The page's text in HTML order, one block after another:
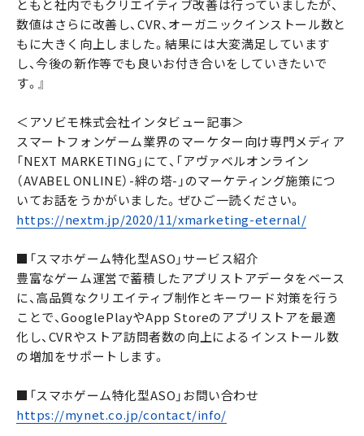
ともと社内でもクリエイティブ改善は行っていましたが、
数値はさらに改善し、CVR、オーガニックインストール数と
もに大きく向上しました。結果には大変満足しています
し、今後の新作等でも良いお付き合いをしていきたいで
す。』
＜アソビモ株式会社インタビュー記事＞
スマートフォンゲーム業界のマーケター向け専門メディア
「NEXT MARKETING」にて、「アヴァベルオンライン
（AVABEL ONLINE）-絆の塔-」のマーケティング施策につ
いてお話をうかがいました。ぜひご一読ください。
https://nextm.jp/2020/11/xmarketing-eternal/
■「スマホゲーム特化型ASO」サービス紹介
豊富なゲーム運営で蓄積したアプリストアデータをベース
に、高品質なクリエイティブ制作とキーワード対策を行う
ことで、GooglePlayやApp Storeのアプリストアを最適
化し、CVRやストア訪問者数の向上によるインストール数
の増加をサポートします。
■「スマホゲーム特化型ASO」お問い合わせ
https://mynet.co.jp/contact/info/